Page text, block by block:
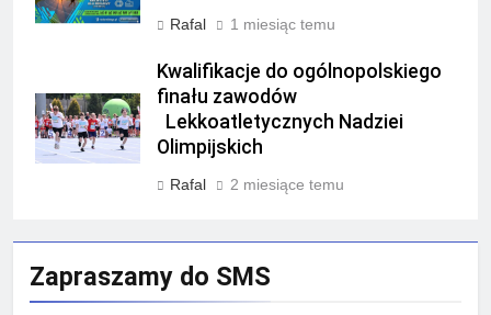
Rafal 1 miesiąc temu
Kwalifikacje do ogólnopolskiego
finału zawodów
Lekkoatletycznych Nadziei
Olimpijskich
Rafal 2 miesiące temu
Zapraszamy do SMS